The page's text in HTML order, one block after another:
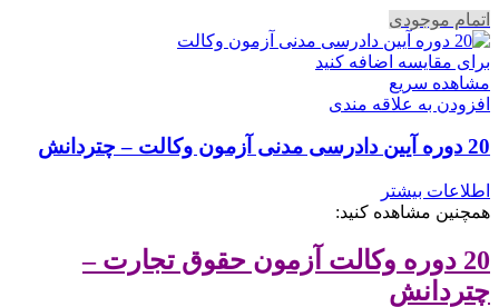
اتمام موجودی
برای مقایسه اضافه کنید
مشاهده سریع
افزودن به علاقه مندی
20 دوره آیین دادرسی مدنی آزمون وکالت – چتردانش
اطلاعات بیشتر
همچنین مشاهده کنید:
20 دوره وکالت آزمون حقوق تجارت –
چتردانش